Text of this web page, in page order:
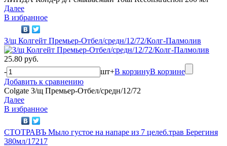
Далее
В избранное
З/щ Колгейт Премьер-Отбел/средн/12/72/Колг-Палмолив
25.80 руб.
-
шт+В корзинуВ корзине
Добавить к сравнению
Colgate З/щ Премьер-Отбел/средн/12/72
Далее
В избранное
СТОТРАВЪ Мыло густое на напаре из 7 целеб.трав Берегиня
380мл/17217